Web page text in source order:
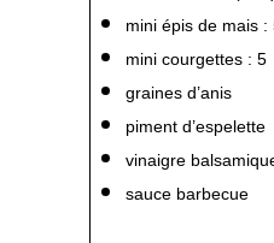
mini épis de mais :
mini courgettes : 5
graines d’anis
piment d’espelette
vinaigre
sauce barbecue